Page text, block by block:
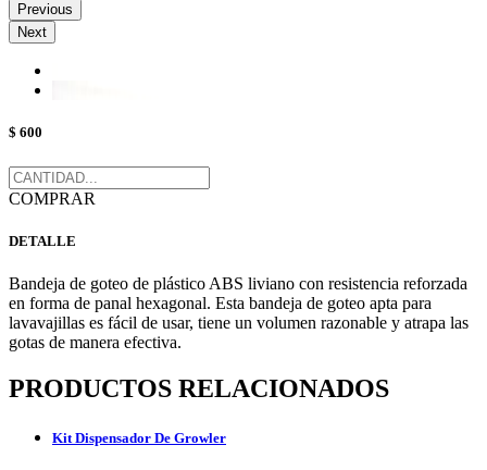
Previous
Next
$ 600
COMPRAR
DETALLE
Bandeja de goteo de plástico ABS liviano con resistencia reforzada
en forma de panal hexagonal. Esta bandeja de goteo apta para
lavavajillas es fácil de usar, tiene un volumen razonable y atrapa las
gotas de manera efectiva.
PRODUCTOS RELACIONADOS
Kit Dispensador De Growler